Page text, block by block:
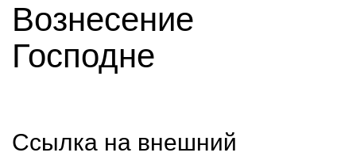
Вознесение
Господне
Ссылка на внешний